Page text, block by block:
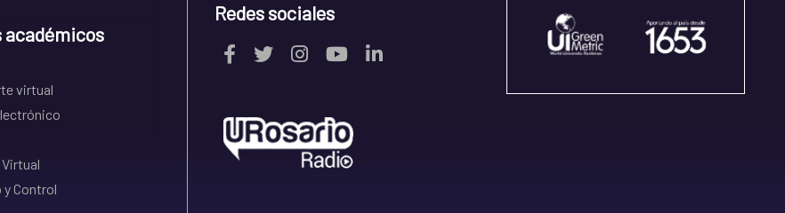
virtual
Control
Redes sociales